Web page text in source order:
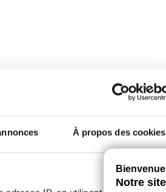
À propos des cookies